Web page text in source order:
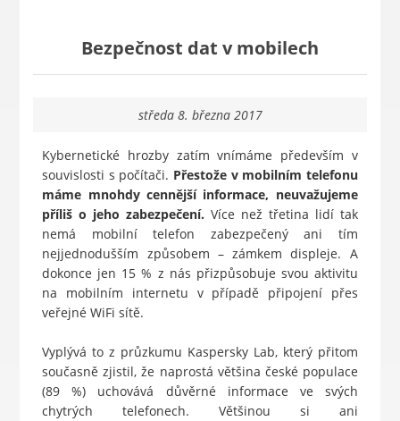
Bezpečnost dat v mobilech
středa 8. března 2017
Kybernetické hrozby zatím vnímáme především v
souvislosti s počítači. Přestože v mobilním telefonu
máme mnohdy cennější informace, neuvažujeme
příliš o jeho zabezpečení. Více než třetina lidí tak
nemá mobilní telefon zabezpečený ani tím
nejjednodušším způsobem – zámkem displeje. A
dokonce jen 15 % z nás přizpůsobuje svou aktivitu
na mobilním internetu v případě připojení přes
veřejné WiFi sítě.
Vyplývá to z průzkumu Kaspersky Lab, který přitom
současně zjistil, že naprostá většina české populace
(89 %) uchovává důvěrné informace ve svých
chytrých telefonech. Většinou si ani